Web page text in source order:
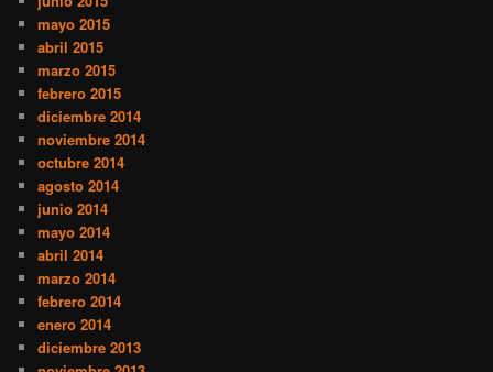
mayo 2015
abril 2015
marzo 2015
febrero 2015
diciembre 2014
noviembre 2014
octubre 2014
agosto 2014
junio 2014
mayo 2014
abril 2014
marzo 2014
febrero 2014
enero 2014
diciembre 2013